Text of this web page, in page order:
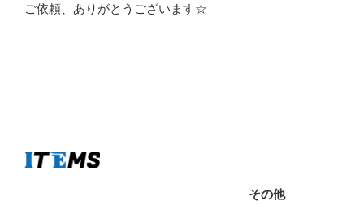
ご依頼、ありがとうございます☆
その他